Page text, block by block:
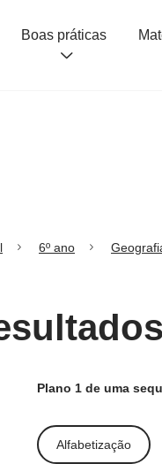
Boas práticas
6º ano
Plano 1 de uma
Alfabetização